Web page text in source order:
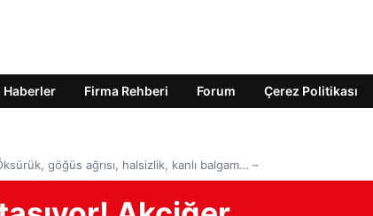
Haberler Firma Rehberi Forum Çerez Politikası
göğüs ağrısı, halsizlik, kanlı balgam… –